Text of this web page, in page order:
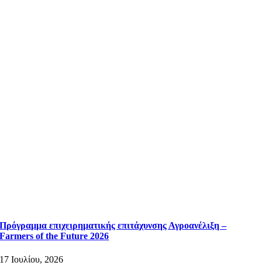
Πρόγραμμα επιχειρηματικής επιτάχυνσης Αγροανέλιξη –
Farmers of the Future 2026
17 Ιουλίου, 2026